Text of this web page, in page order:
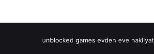
unblocked games evden eve nakliyat